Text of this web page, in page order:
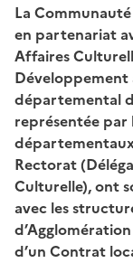
La
en partenariat
Affaires
Développement
départemental
représentée par
Rectorat
Culturelle), ont
avec les
d’un Contrat